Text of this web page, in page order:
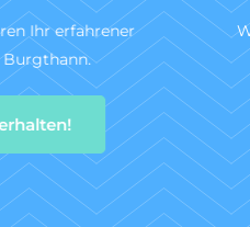
Fachunternehmen für die
gem. DIN 1986-30.